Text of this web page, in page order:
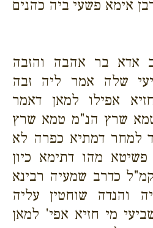
אימא פשעי ביה כהנים
אדא בר אהבה והזבה
שלה אמר ליה זבה
אפילו למאן דאמר
טמא שרץ הנ"מ טמא שרץ
למחר דמתיא כפרה לא
מהו דתימא כיון
כדרב שמעיה רבינא
והנדה שוחטין עליה
מי חזיא אפי' למאן